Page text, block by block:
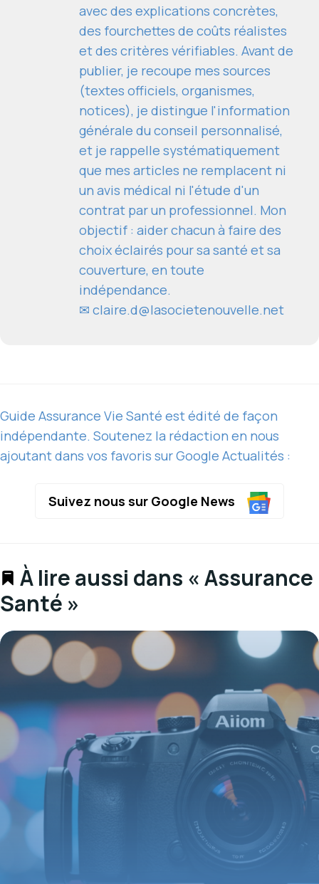
avec des explications concrètes,
des fourchettes de coûts réalistes
et des critères vérifiables. Avant de
publier, je recoupe mes sources
(textes officiels, organismes,
notices), je distingue l'information
générale du conseil personnalisé,
et je rappelle systématiquement
que mes articles ne remplacent ni
un avis médical ni l'étude d'un
contrat par un professionnel. Mon
objectif : aider chacun à faire des
choix éclairés pour sa santé et sa
couverture, en toute
indépendance.
✉ claire.d@lasocietenouvelle.net
Guide Assurance Vie Santé est édité de façon
indépendante. Soutenez la rédaction en nous
ajoutant dans vos favoris sur Google Actualités :
Suivez nous sur Google News
À lire aussi dans « Assurance
Santé »